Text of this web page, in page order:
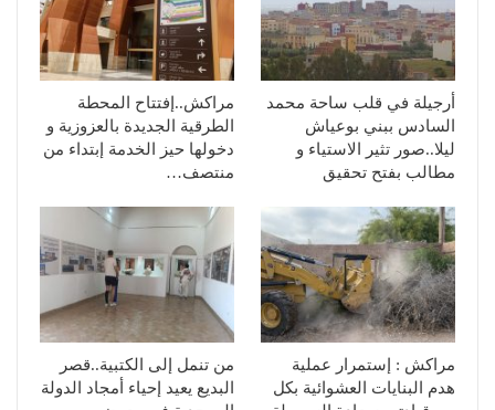
أرجيلة في قلب ساحة محمد
السادس ببني بوعياش
ليلا..صور تثير الاستياء و
مطالب بفتح تحقيق
مراكش..إفتتاح المحطة
الطرقية الجديدة بالعزوزية و
دخولها حيز الخدمة إبتداء من
منتصف…
مراكش : إستمرار عملية
هدم البنايات العشوائية بكل
من تنمل إلى الكتبية..قصر
البديع يعيد إحياء أمجاد الدولة